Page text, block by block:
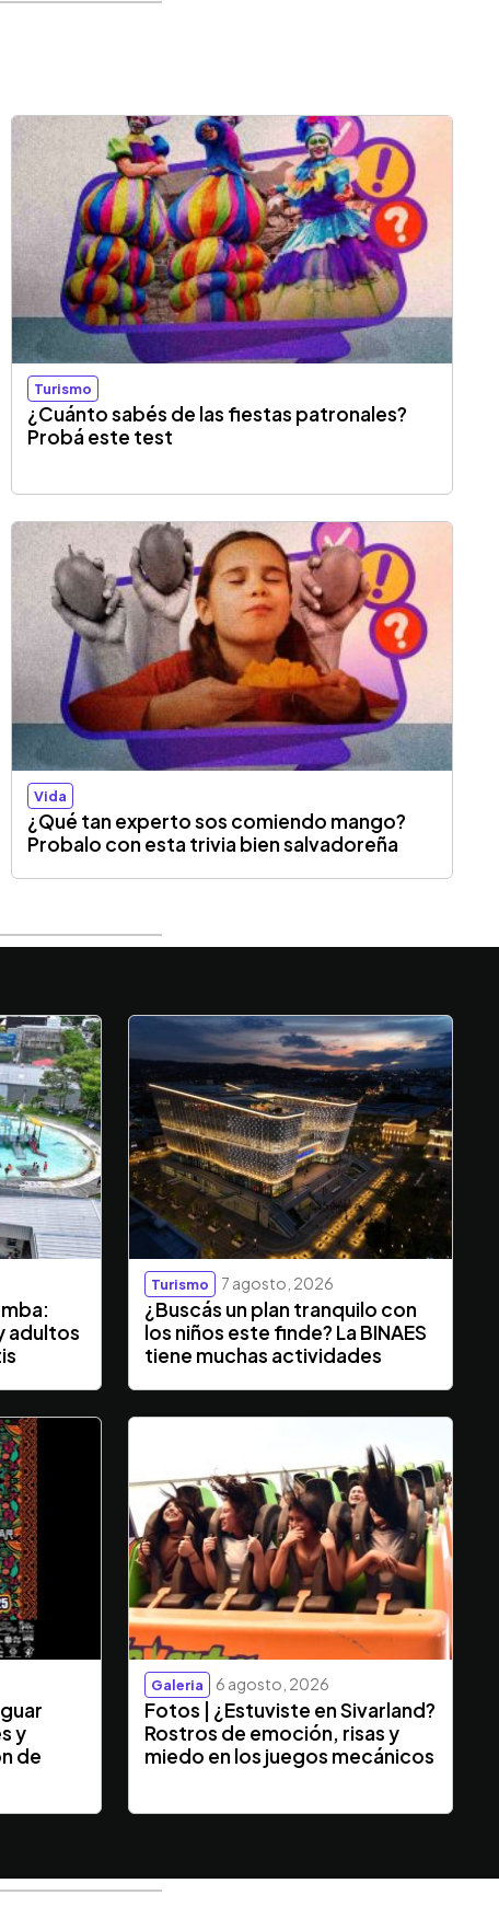
Turismo
¿Cuánto sabés de las fiestas patronales?
Probá este test
Vida
¿Qué tan experto sos comiendo mango?
Probalo con esta trivia bien salvadoreña
adultos
Turismo 7 agosto, 2026
¿Buscás un plan tranquilo con
los niños este finde? La BINAES
tiene muchas actividades
y
de
Galeria 6 agosto, 2026
Fotos | ¿Estuviste en Sivarland?
Rostros de emoción, risas y
miedo en los juegos mecánicos